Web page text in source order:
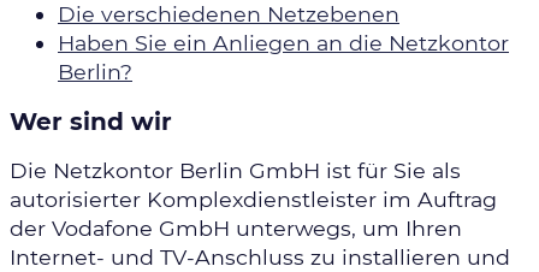
Die verschiedenen Netzebenen
Haben Sie ein Anliegen an die Netzkontor
Berlin?
Wer sind wir
Die Netzkontor Berlin GmbH ist für Sie als
autorisierter Komplexdienstleister im Auftrag
der Vodafone GmbH unterwegs, um Ihren
Internet- und TV-Anschluss zu installieren und